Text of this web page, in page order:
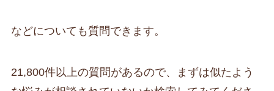
などについても質問できます。
21,800件以上の質問があるので、まずは似たよう